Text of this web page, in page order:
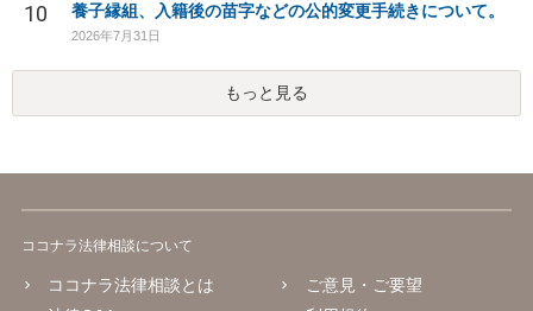
10 養子縁組、入籍後の苗字などの公的変更手続きについて。
2026年7月31日
もっと見る
ココナラ法律相談について
ココナラ法律相談とは
ご意見・ご要望